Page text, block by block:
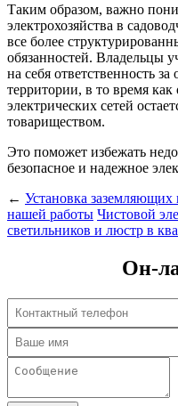
Таким образом, важно
электрохозяйства в
все более
обязанностей. Владельцы
на себя ответственность
территории, в то время
электрических сетей
товариществом.
Это поможет избежать
безопасное и надежное
← Установка
нашей работы Чистовой
светильников и люстр в
Он-